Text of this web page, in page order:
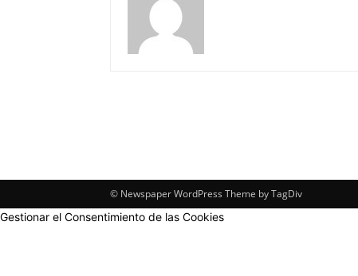
© Newspaper WordPress Theme by TagDiv
Gestionar el Consentimiento de las Cookies